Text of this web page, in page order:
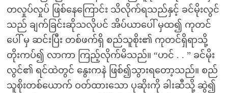
တလှုပ်လှုပ် ဖြစ်နေကြောင်း သိလိုက်ရသည်နှင့် ခင်မိုးလွင်
သည် ချက်ခြင်းဆိုသလိုပင် အိပ်ယာပေါ် မှထ၍ ကုတင်
ပေါ် မှ ဆင်းပြီး တစ်ဖက်ရှိ စည်သူစိုး၏ ကုတင်ရှိရာသို့
တိုးကပ်၍ လာကာ ကြည့်လိုက်မိသည်။ “ဟင် . . ” ခင်မိုး
လွင်၏ ရင်ထဲတွင် နွေးကနဲ ဖြစ်၍သွားရတော့သည်။ စည်
သူစိုးတစ်ယောက် ဝတ်ထားသော ပုဆိုးကို ခါးဆီသို့ ဆွဲ၍